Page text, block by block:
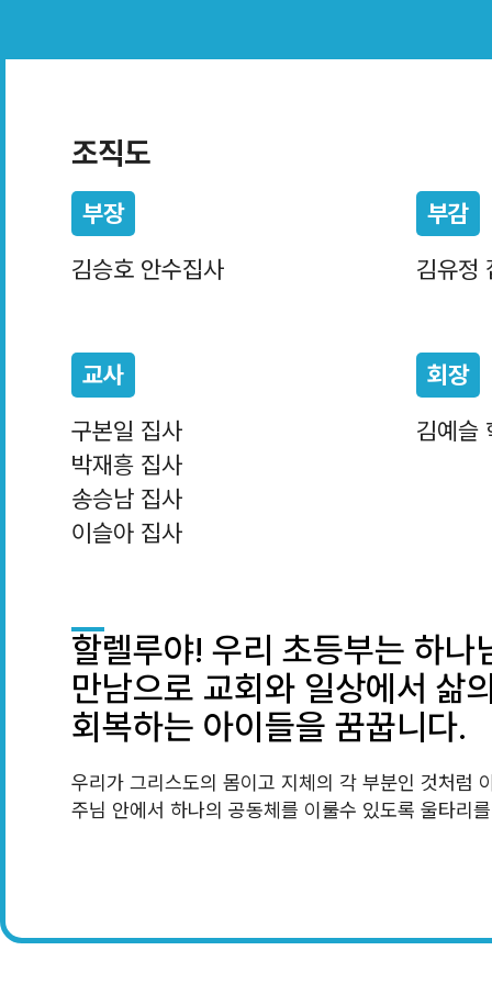
조직도
부장
김승호 안수집사
부감
김유정
교사
구본일 집사
박재흥 집사
송승남 집사
이슬아 집사
회장
김예슬
할렐루야! 우리 초등부는 하나
만남으로 교회와 일상에서 삶
회복하는 아이들을 꿈꿉니다.
우리가 그리스도의 몸이고 지체의 각 부분인 것처럼
주님 안에서 하나의 공동체를 이룰수 있도록 울타리